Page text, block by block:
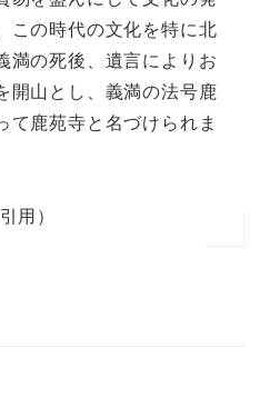
この時代の文化を特に北
満の死後、遺言によりお
開山とし、義満の法号鹿
て鹿苑寺と名づけられま
用）